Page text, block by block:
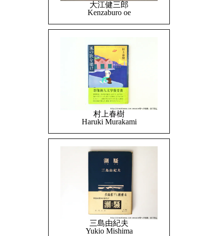
大江健三郎
Kenzaburo oe
村上春樹
Haruki Murakami
三島由紀夫
Yukio Mishima